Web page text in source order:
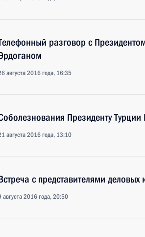
разговор с
августа 2016 года, 16:35
Президенту Турции
августа 2016 года, 13:10
с представителями деловых
августа 2016 года, 20:50